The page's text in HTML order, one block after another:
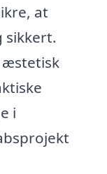
at
sikkert.
æstetisk
i